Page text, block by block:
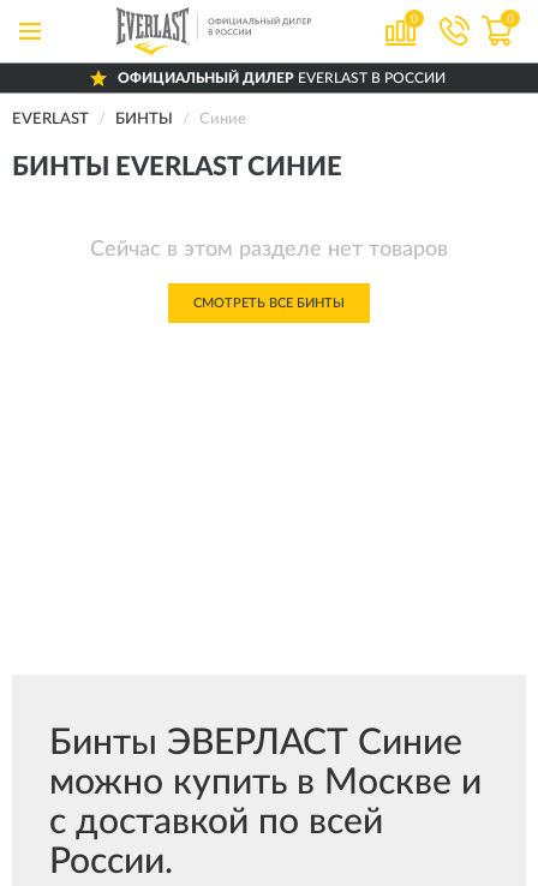
0 0
ОФИЦИАЛЬНЫЙ ДИЛЕР EVERLAST В РОССИИ
EVERLAST БИНТЫ Синие
БИНТЫ EVERLAST СИНИЕ
Сейчас в этом разделе нет товаров
СМОТРЕТЬ ВСЕ БИНТЫ
Бинты ЭВЕРЛАСТ Синие
можно купить в Москве и
с доставкой по всей
России.